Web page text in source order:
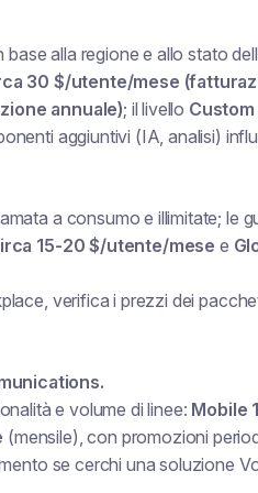
alla regione e allo stato
30 $/utente/mese
annuale); il livello Custom
aggiuntivi (IA, analisi)
a consumo e illimitate; le
15-20 $/utente/mese e
verifica i prezzi dei
e volume di linee: Mobile
(mensile), con promozioni
se cerchi una soluzione